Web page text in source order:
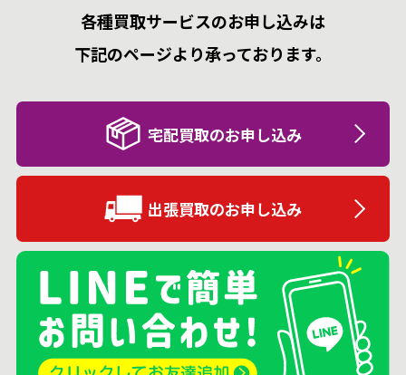
各種買取サービスのお申し込みは
下記のページより承っております。
宅配買取のお申し込み
出張買取のお申し込み